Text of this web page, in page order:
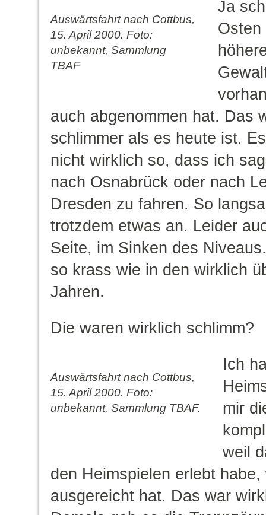
Auswärtsfahrt nach Cottbus,
15. April 2000. Foto:
unbekannt, Sammlung
TBAF
Ja
Osten
auch abgenommen hat. Das
schlimmer als es heute ist.
nicht wirklich so, dass ich
nach Osnabrück oder nach
Dresden zu fahren. So
trotzdem etwas an. Leider
Seite, im Sinken des
so krass wie in den wirklich
Jahren.
Die waren wirklich schlimm?
Auswärtsfahrt nach Cottbus,
15. April 2000. Foto:
unbekannt, Sammlung TBAF.
Ich
mir
weil
den Heimspielen erlebt
ausgereicht hat. Das war